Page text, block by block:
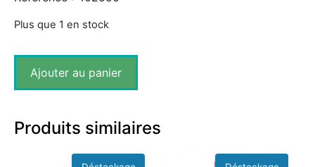
Plus que 1 en stock
Ajouter au panier
Produits similaires